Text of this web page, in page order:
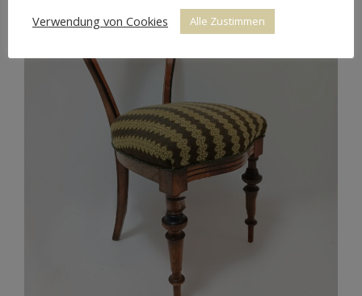
Verwendung von Cookies
Alle Zustimmen